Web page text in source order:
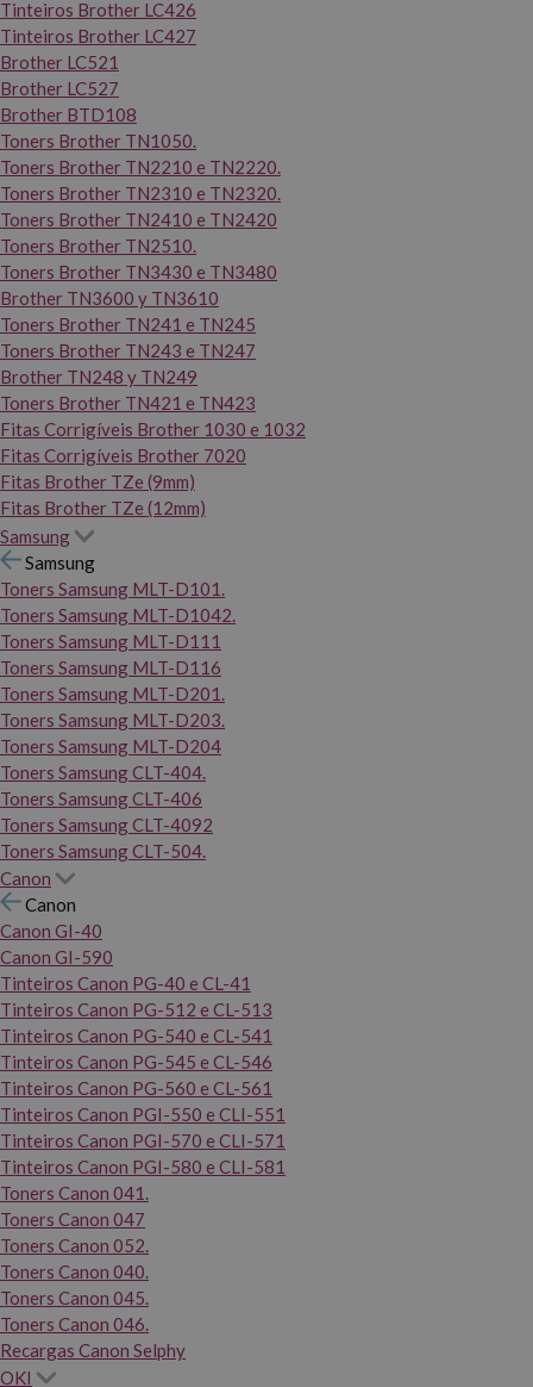
Tinteiros Brother LC426
Tinteiros Brother LC427
Brother LC521
Brother LC527
Brother BTD108
Toners Brother TN1050.
Toners Brother TN2210 e TN2220.
Toners Brother TN2310 e TN2320.
Toners Brother TN2410 e TN2420
Toners Brother TN2510.
Toners Brother TN3430 e TN3480
Brother TN3600 y TN3610
Toners Brother TN241 e TN245
Toners Brother TN243 e TN247
Brother TN248 y TN249
Toners Brother TN421 e TN423
Fitas Corrigíveis Brother 1030 e 1032
Fitas Corrigíveis Brother 7020
Fitas Brother TZe (9mm)
Fitas Brother TZe (12mm)
Samsung
Samsung
Toners Samsung MLT-D101.
Toners Samsung MLT-D1042.
Toners Samsung MLT-D111
Toners Samsung MLT-D116
Toners Samsung MLT-D201.
Toners Samsung MLT-D203.
Toners Samsung MLT-D204
Toners Samsung CLT-404.
Toners Samsung CLT-406
Toners Samsung CLT-4092
Toners Samsung CLT-504.
Canon
Canon
Canon GI-40
Canon GI-590
Tinteiros Canon PG-40 e CL-41
Tinteiros Canon PG-512 e CL-513
Tinteiros Canon PG-540 e CL-541
Tinteiros Canon PG-545 e CL-546
Tinteiros Canon PG-560 e CL-561
Tinteiros Canon PGI-550 e CLI-551
Tinteiros Canon PGI-570 e CLI-571
Tinteiros Canon PGI-580 e CLI-581
Toners Canon 041.
Toners Canon 047
Toners Canon 052.
Toners Canon 040.
Toners Canon 045.
Toners Canon 046.
Recargas Canon Selphy
OKI